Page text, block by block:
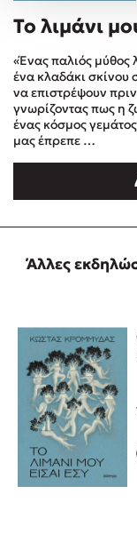
Δημοφιλή
3 βιβλία βασισμένα
Τεστ: Ποιο
Ο εθισμός των
Μια λέξη που συχνά
Τι είναι η
απαντά!
Συγχαρητήρια,
Εύκολη συνταγή
Πετρετζίκη!
Πάνω, κάτω,
τάση σου!
Προσεχείς
Ο Κώστας
Ο Κώστας
Χαλκιδικής
Το λιμάνι
«Ένας παλιός μύθος
ένα κλαδάκι σκίνου
να επιστρέψουν
γνωρίζοντας πως η
ένας κόσμος
μας έπρεπε …
Άλλες